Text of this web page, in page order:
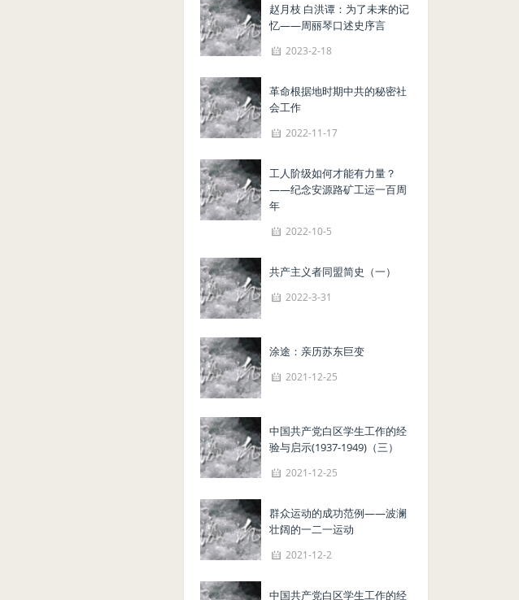
赵月枝 白洪谭：为了未来的记
忆——周丽琴口述史序言
2023-2-18
革命根据地时期中共的秘密社
会工作
2022-11-17
工人阶级如何才能有力量？
——纪念安源路矿工运一百周
年
2022-10-5
共产主义者同盟简史（一）
2022-3-31
涂途：亲历苏东巨变
2021-12-25
中国共产党白区学生工作的经
验与启示(1937-1949)（三）
2021-12-25
群众运动的成功范例——波澜
壮阔的一二一运动
2021-12-2
中国共产党白区学生工作的经